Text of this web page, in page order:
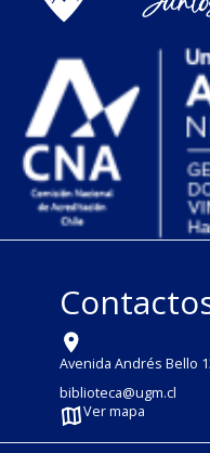
Avenida Andrés Bello
biblioteca@ugm.cl
Ver mapa